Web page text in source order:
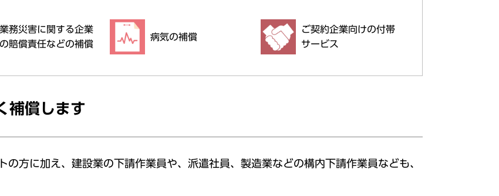
業務災害に関する企業
の賠償責任などの補償
病気の補償
ご契約企業向けの付帯
サービス
補償します
方に加え、建設業の下請作業員や、派遣社員、製造業などの構内下請作業員なども、